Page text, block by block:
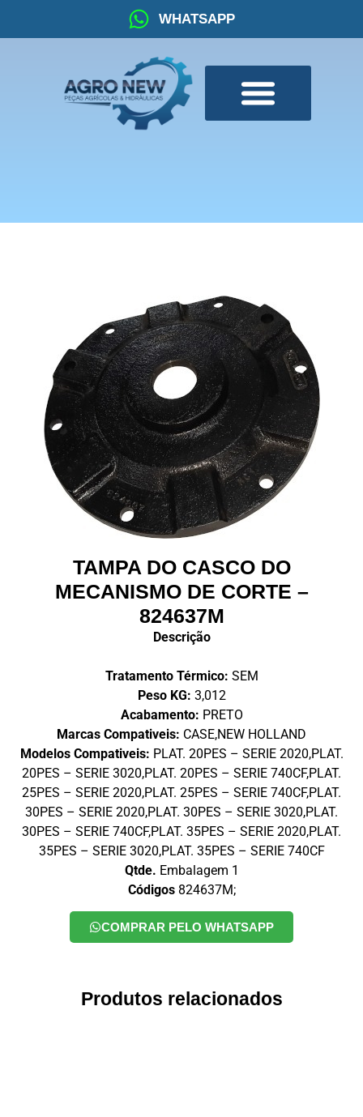
WHATSAPP
TAMPA DO CASCO DO
MECANISMO DE CORTE –
824637M
Descrição
Tratamento Térmico: SEM
Peso KG: 3,012
Acabamento: PRETO
Marcas Compativeis: CASE,NEW HOLLAND
Modelos Compativeis: PLAT. 20PES – SERIE 2020,PLAT.
20PES – SERIE 3020,PLAT. 20PES – SERIE 740CF,PLAT.
25PES – SERIE 2020,PLAT. 25PES – SERIE 740CF,PLAT.
30PES – SERIE 2020,PLAT. 30PES – SERIE 3020,PLAT.
30PES – SERIE 740CF,PLAT. 35PES – SERIE 2020,PLAT.
35PES – SERIE 3020,PLAT. 35PES – SERIE 740CF
Qtde. Embalagem 1
Códigos 824637M;
COMPRAR PELO WHATSAPP
Produtos relacionados